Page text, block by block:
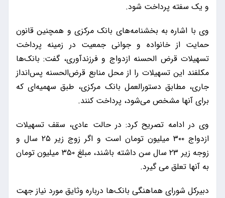
و یک سفته پرداخت شود.
وی با اشاره به بخشنامه‌های بانک مرکزی و همچنین قانون
حمایت از خانواده و جوانی جمعیت در زمینه پرداخت
تسهیلات قرض الحسنه ازدواج و فرزندآوری، گفت: بانک‌ها
مکلفند این تسهیلات را از محل منابع قرض‌الحسنه پس‌انداز
جاری، مطابق دستورالعمل بانک مرکزی، طبق سهمیه‌ای که
برای آنها مشخص می‌شود، پرداخت کنند.
وی در ادامه تصریح کرد: در حالت عادی، سقف تسهیلات
ازدواج ۳۰۰ میلیون تومان است و اگر زوج زیر ۲۵ سال و
زوجه زیر ۲۳ سال سن داشته باشند، مبلغ ۳۵۰ میلیون تومان
به آنها تعلق می گیرد.
دبیرکل شورای هماهنگی بانک‌ها درباره وثایق مورد نیاز جهت